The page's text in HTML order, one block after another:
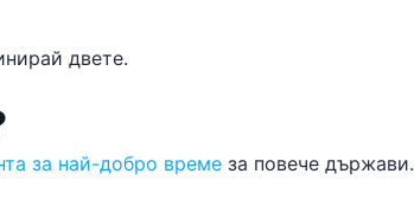
двете.
за най-добро време за повече държави.